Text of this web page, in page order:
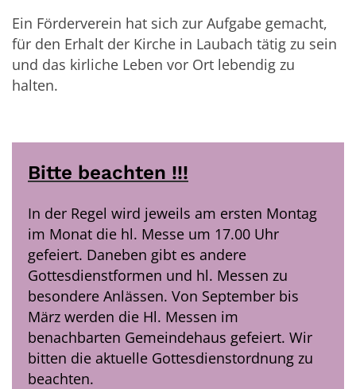
Ein Förderverein hat sich zur Aufgabe gemacht,
für den Erhalt der Kirche in Laubach tätig zu sein
und das kirliche Leben vor Ort lebendig zu
halten.
Bitte beachten !!!
In der Regel wird jeweils am ersten Montag
im Monat die hl. Messe um 17.00 Uhr
gefeiert. Daneben gibt es andere
Gottesdienstformen und hl. Messen zu
besondere Anlässen. Von September bis
März werden die Hl. Messen im
benachbarten Gemeindehaus gefeiert. Wir
bitten die aktuelle Gottesdienstordnung zu
beachten.